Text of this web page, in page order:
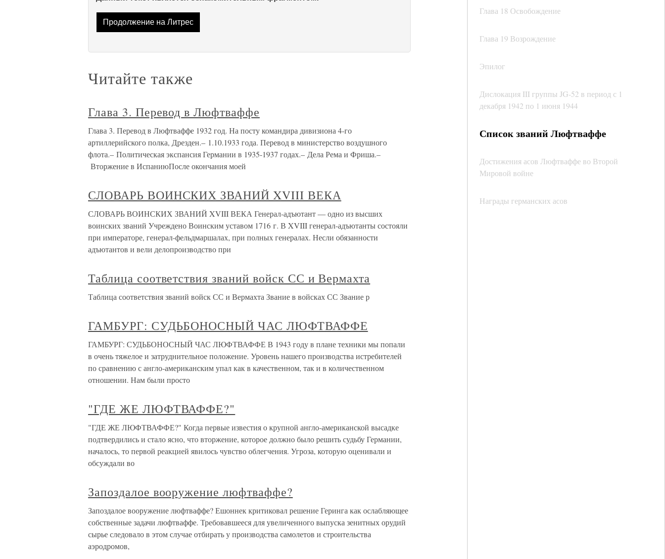
Глава 18 Освобождение
Глава 19 Возрождение
Эпилог
Дислокация III группы JG-52 в период с 1
декабря 1942 по 1 июня 1944
Список званий Люфтваффе
Достижения асов Люфтваффе во Второй
Мировой войне
Награды германских асов
Продолжение на Литрес
Читайте также
Глава 3. Перевод в Люфтваффе
Глава 3. Перевод в Люфтваффе 1932 год. На посту командира дивизиона 4-го
артиллерийского полка, Дрезден.– 1.10.1933 года. Перевод в министерство воздушного
флота.– Политическая экспансия Германии в 1935-1937 годах.– Дела Рема и Фриша.–
Вторжение в ИспаниюПосле окончания моей
СЛОВАРЬ ВОИНСКИХ ЗВАНИЙ XVIII ВЕКА
СЛОВАРЬ ВОИНСКИХ ЗВАНИЙ XVIII ВЕКА Генерал-адъютант — одно из высших
воинских званий Учреждено Воинским уставом 1716 г. В XVIII генерал-адъютанты состояли
при императоре, генерал-фельдмаршалах, при полных генералах. Несли обязанности
адъютантов и вели делопроизводство при
Таблица соответствия званий войск СС и Вермахта
Таблица соответствия званий войск СС и Вермахта Звание в войсках СС Звание р
ГАМБУРГ: СУДЬБОНОСНЫЙ ЧАС ЛЮФТВАФФЕ
ГАМБУРГ: СУДЬБОНОСНЫЙ ЧАС ЛЮФТВАФФЕ В 1943 году в плане техники мы попали
в очень тяжелое и затруднительное положение. Уровень нашего производства истребителей
по сравнению с англо-американским упал как в качественном, так и в количественном
отношении. Нам были просто
"ГДЕ ЖЕ ЛЮФТВАФФЕ?"
"ГДЕ ЖЕ ЛЮФТВАФФЕ?" Когда первые известия о крупной англо-американской высадке
подтвердились и стало ясно, что вторжение, которое должно было решить судьбу Германии,
началось, то первой реакцией явилось чувство облегчения. Угроза, которую оценивали и
обсуждали во
Запоздалое вооружение люфтваффе?
Запоздалое вооружение люфтваффе? Ешоннек критиковал решение Геринга как ослабляющее
собственные задачи люфтваффе. Требовавшееся для увеличенного выпуска зенитных орудий
сырье следовало в этом случае отбирать у производства самолетов и строительства
аэродромов,